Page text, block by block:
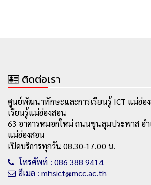
ติดต่อเรา
ศูนย์พัฒนาทักษะและการเรียนรู้ ICT แม่ฮ่อ
เรียนรู้แม่ฮ่องสอน
63 อาคารหมอกใหม่ ถนนขุนลุมประพาส อำ
แม่ฮ่องสอน
เปิดบริการทุกวัน 08.30-17.00 น.
โทรศัพท์ : 086 388 9414
อีเมล : mhsict@mcc.ac.th